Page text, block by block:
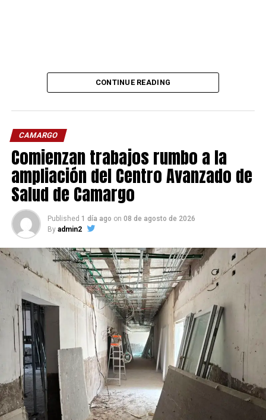
CONTINUE READING
CAMARGO
Comienzan trabajos rumbo a la
ampliación del Centro Avanzado de
Salud de Camargo
Published 1 día ago on 08 de agosto de 2026
By admin2